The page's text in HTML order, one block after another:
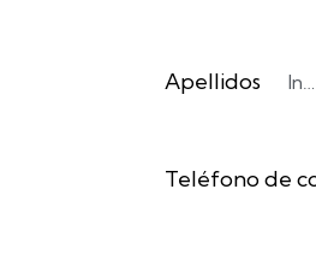
Apellidos
Teléfono de